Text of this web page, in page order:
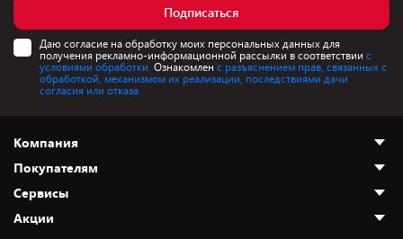
Подписаться
Даю согласие на обработку моих персональных данных для
получения рекламно-информационной рассылки в соответствии с
условиями обработки. Ознакомлен с разъяснением прав, связанных с
обработкой, механизмом их реализации, последствиями дачи
согласия или отказа.
Компания
О нас
Адреса магазинов
Новости
Покупателям
Как сделать заказ
Оплата и доставка
Сервисы
Акции